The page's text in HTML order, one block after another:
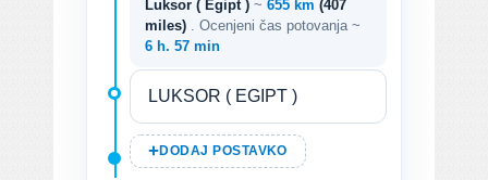
Luksor ( Egipt ) ~ 655 km (407
miles)
. Ocenjeni čas potovanja ~
6 h. 57 min
DODAJ POSTAVKO